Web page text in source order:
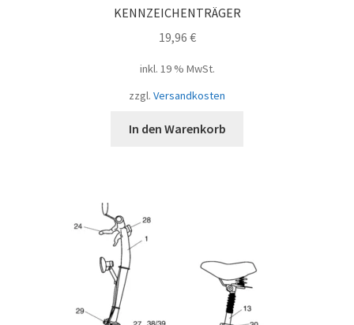
KENNZEICHENTRÄGER
19,96 €
inkl. 19 % MwSt.
zzgl. Versandkosten
In den Warenkorb